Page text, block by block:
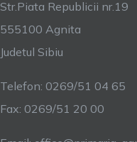
Str.Piata Republicii nr.19
555100 Agnita
Judetul Sibiu
Telefon: 0269/51 04 65
Fax: 0269/51 20 00